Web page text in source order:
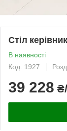
Стіл
В наявності
Код: 1927
39 228